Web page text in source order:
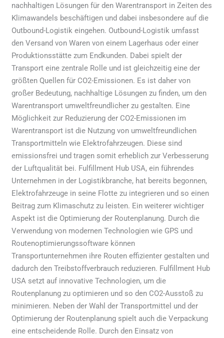
nachhaltigen Lösungen für den Warentransport in Zeiten des
Klimawandels beschäftigen und dabei insbesondere auf die
Outbound-Logistik eingehen. Outbound-Logistik umfasst
den Versand von Waren von einem Lagerhaus oder einer
Produktionsstätte zum Endkunden. Dabei spielt der
Transport eine zentrale Rolle und ist gleichzeitig eine der
größten Quellen für CO2-Emissionen. Es ist daher von
großer Bedeutung, nachhaltige Lösungen zu finden, um den
Warentransport umweltfreundlicher zu gestalten. Eine
Möglichkeit zur Reduzierung der CO2-Emissionen im
Warentransport ist die Nutzung von umweltfreundlichen
Transportmitteln wie Elektrofahrzeugen. Diese sind
emissionsfrei und tragen somit erheblich zur Verbesserung
der Luftqualität bei. Fulfillment Hub USA, ein führendes
Unternehmen in der Logistikbranche, hat bereits begonnen,
Elektrofahrzeuge in seine Flotte zu integrieren und so einen
Beitrag zum Klimaschutz zu leisten. Ein weiterer wichtiger
Aspekt ist die Optimierung der Routenplanung. Durch die
Verwendung von modernen Technologien wie GPS und
Routenoptimierungssoftware können
Transportunternehmen ihre Routen effizienter gestalten und
dadurch den Treibstoffverbrauch reduzieren. Fulfillment Hub
USA setzt auf innovative Technologien, um die
Routenplanung zu optimieren und so den CO2-Ausstoß zu
minimieren. Neben der Wahl der Transportmittel und der
Optimierung der Routenplanung spielt auch die Verpackung
eine entscheidende Rolle. Durch den Einsatz von